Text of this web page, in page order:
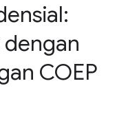
COEP